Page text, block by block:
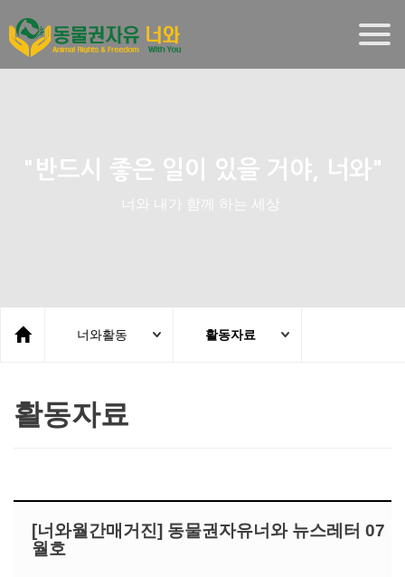
"반드시 좋은 일이 있을 거야, 너와"
너와 내가 함께 하는 세상
너와활동 활동자료
활동자료
[너와월간매거진] 동물권자유너와 뉴스레터 07
월호